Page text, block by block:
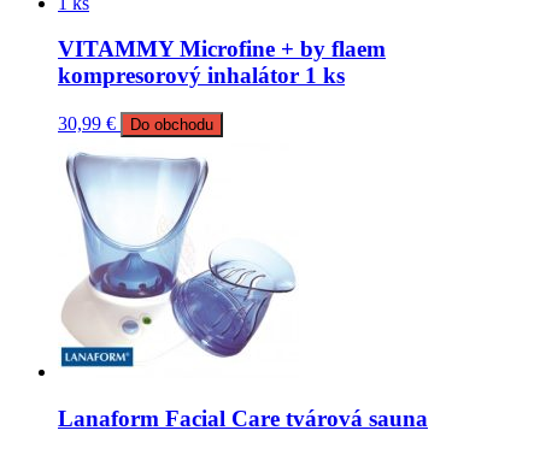
VITAMMY Microfine + by flaem
kompresorový inhalátor 1 ks
30,99 € Do obchodu
Lanaform Facial Care tvárová sauna